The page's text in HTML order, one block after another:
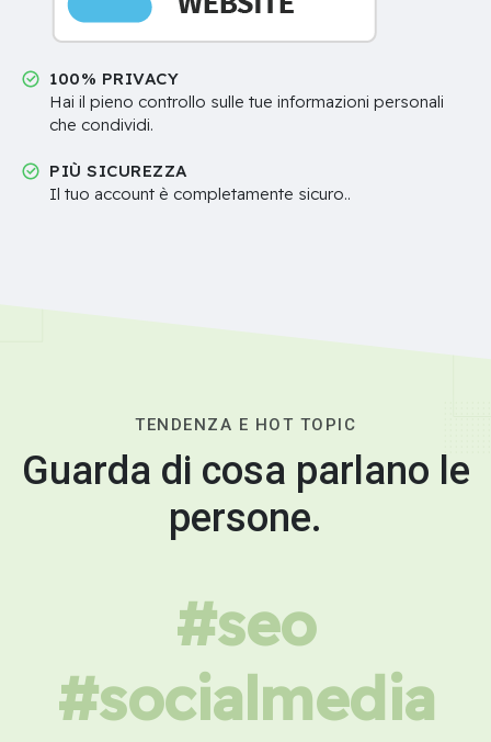
100% PRIVACY
Hai il pieno controllo sulle tue informazioni personali
che condividi.
PIÙ SICUREZZA
Il tuo account è completamente sicuro..
TENDENZA E HOT TOPIC
Guarda di cosa parlano le
persone.
#seo
#socialmedia